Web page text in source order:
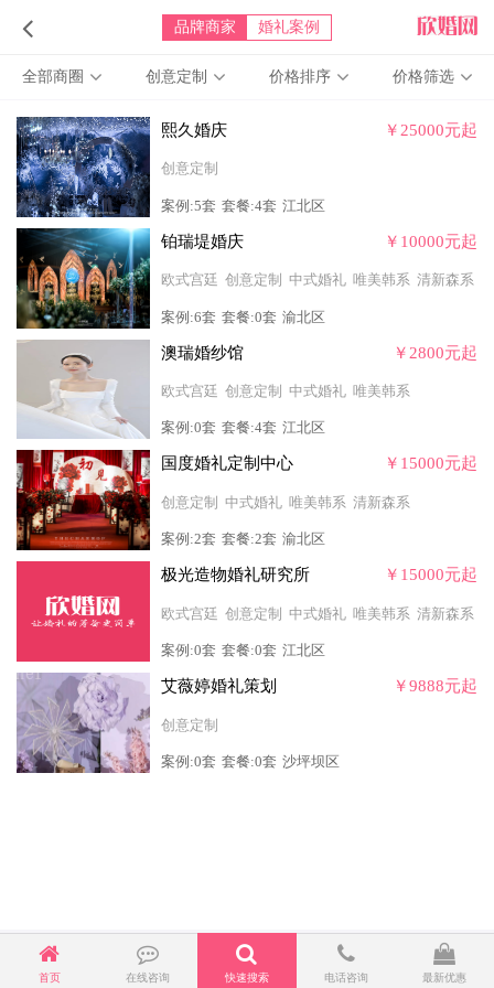
品牌商家 婚礼案例
全部商圈 创意定制 价格排序 价格筛选
熙久婚庆 ￥25000元起
创意定制
案例:5套 套餐:4套 江北区
铂瑞堤婚庆 ￥10000元起
欧式宫廷 创意定制 中式婚礼 唯美韩系 清新森系
案例:6套 套餐:0套 渝北区
澳瑞婚纱馆 ￥2800元起
欧式宫廷 创意定制 中式婚礼 唯美韩系
案例:0套 套餐:4套 江北区
国度婚礼定制中心 ￥15000元起
创意定制 中式婚礼 唯美韩系 清新森系
案例:2套 套餐:2套 渝北区
极光造物婚礼研究所 ￥15000元起
欧式宫廷 创意定制 中式婚礼 唯美韩系 清新森系
案例:0套 套餐:0套 江北区
艾薇婷婚礼策划 ￥9888元起
创意定制
案例:0套 套餐:0套 沙坪坝区
首页 在线咨询 快速搜索 电话咨询 最新优惠